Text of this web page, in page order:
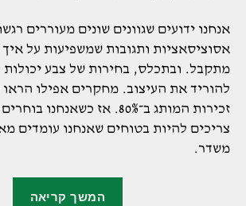
אנחנו ידועים שגוונים שונים מעוררים
אסוציסאציות ותגובות שמשפיעות על
מתקבל. ובתכלס, בחירות של צבע יכולות
להוריד את העיצוב. מחקרים אפילו
זכירות המותג ב־80%. אז
צריכים להיות בטוחים שאנחנו עומדים
משדר.
המשך קריאה